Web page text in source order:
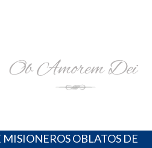
Advocaciones Marianas,
y más
OBLATOS DE